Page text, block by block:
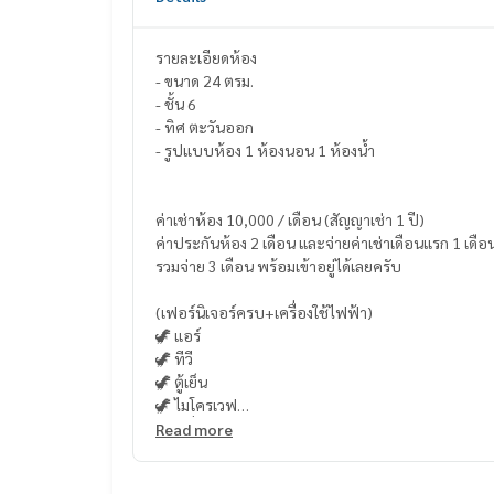
รายละเอียดห้อง
- ขนาด 24 ตรม.
- ชั้น 6
- ทิศ ตะวันออก​
- รูปแบบห้อง 1 ห้องนอน 1 ห้องน้ำ
ค่าเช่าห้อง 10,000 / เดือน (สัญญาเช่า 1 ปี)
ค่าประกันห้อง 2 เดือน และจ่ายค่าเช่าเดือนแรก 1 เดือ
รวมจ่าย 3 เดือน พร้อมเข้าอยู่ได้เลยครับ
(เฟอร์นิเจอร์ครบ+เครื่องใช้ไฟฟ้า)
🦖 แอร์
🦖 ทีวี
🦖 ตู้เย็น
🦖 ไมโครเวฟ
🦖 เครื่องทำน้ำอุ่น
Read more